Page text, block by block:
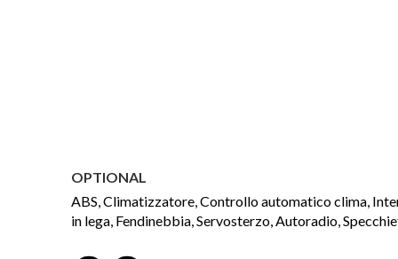
OPTIONAL
ABS, Climatizzatore, Controllo automatico clima,
in lega, Fendinebbia, Servosterzo, Autoradio,